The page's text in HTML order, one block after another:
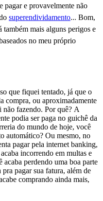
pagar e provavelmente não
superendividamento... Bom,
mais alguns perigos e
no meu próprio
que fiquei tentado, já que o
compra, ou aproximadamente
não fazendo. Por quê? A
podia ser paga no guichê da
do mundo de hoje, você
automático? Ou mesmo, no
pagar pela internet banking,
incorrendo em multas e
acaba perdendo uma boa parte
pagar sua fatura, além de
comprando ainda mais,